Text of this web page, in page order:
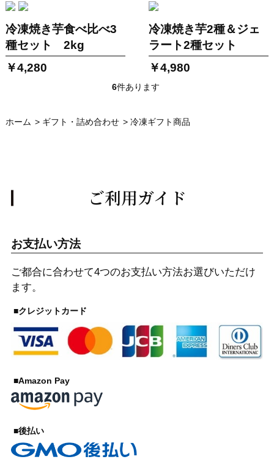
冷凍焼き芋食べ比べ3
種セット 2kg
￥4,280
冷凍焼き芋2種＆ジェ
ラート2種セット
￥4,980
6件あります
ホーム > ギフト・詰め合わせ > 冷凍ギフト商品
ご利用ガイド
お支払い方法
ご都合に合わせて4つのお支払い方法お選びいただけ
ます。
■クレジットカード
■Amazon Pay
■後払い